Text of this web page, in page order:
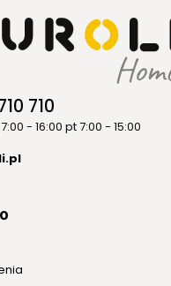
710
- 16:00 pt 7:00 - 15:00